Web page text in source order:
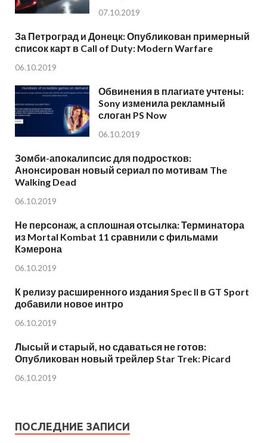
07.10.2019
За Петроград и Донецк: Опубликован примерный
список карт в Call of Duty: Modern Warfare
06.10.2019
Обвинения в плагиате учтены:
Sony изменила рекламный
слоган PS Now
06.10.2019
Зомби-апокалипсис для подростков:
Анонсирован новый сериал по мотивам The
Walking Dead
06.10.2019
Не персонаж, а сплошная отсылка: Терминатора
из Mortal Kombat 11 сравнили с фильмами
Кэмерона
06.10.2019
К релизу расширенного издания Spec II в GT Sport
добавили новое интро
06.10.2019
Лысый и старый, но сдаваться не готов:
Опубликован новый трейлер Star Trek: Picard
06.10.2019
ПОСЛЕДНИЕ ЗАПИСИ